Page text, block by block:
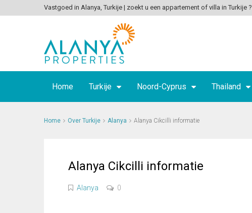
Vastgoed in Alanya, Turkije | zoekt u een appartement of villa in Turkije ?
Home Turkije Noord-Cyprus Thailand
Home Over Turkije Alanya Alanya Cikcilli informatie
Alanya Cikcilli informatie
Alanya 0